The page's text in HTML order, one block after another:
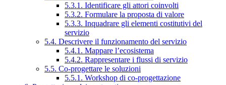
5.3.1. Identificare gli attori coinvolti
5.3.2. Formulare la proposta di valore
5.3.3. Inquadrare gli elementi costitutivi del
servizio
5.4. Descrivere il funzionamento del servizio
5.4.1. Mappare l’ecosistema
5.4.2. Rappresentare i flussi di servizio
5.5. Co-progettare le soluzioni
5.5.1. Workshop di co-progettazione